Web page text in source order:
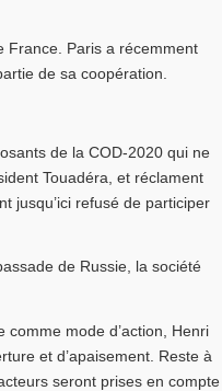
France. Paris a récemment
de sa coopération.
de la COD-2020 qui ne
Touadéra, et réclament
jusqu’ici refusé de participer
de Russie, la société
mode d’action, Henri
et d’apaisement. Reste à
seront prises en compte